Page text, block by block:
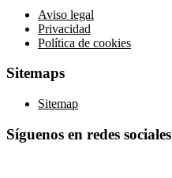
Aviso legal
Privacidad
Política de cookies
Sitemaps
Sitemap
Síguenos en redes sociales